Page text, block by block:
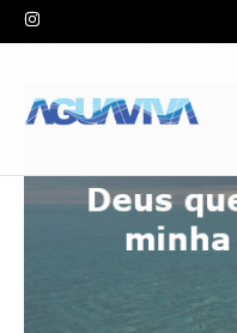
InPr. Ko Leave a comment